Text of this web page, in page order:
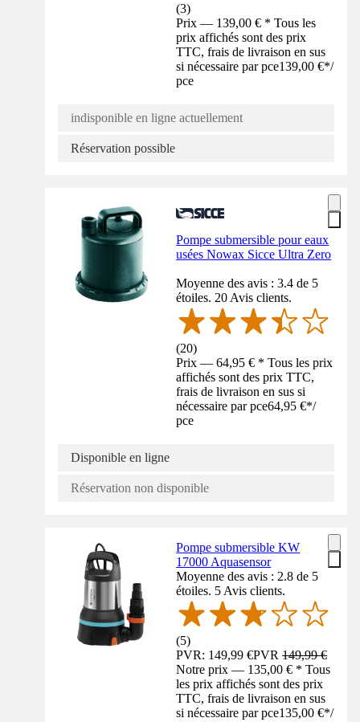
(3)
Prix — 139,00 € * Tous les
prix affichés sont des prix
TTC, frais de livraison en sus
si nécessaire par pce139,00 €*/
pce
indisponible en ligne actuellement
Réservation possible
Pompe submersible pour eaux
usées Nowax Sicce Ultra Zero
Moyenne des avis : 3.4 de 5
étoiles. 20 Avis clients.
(20)
Prix — 64,95 € * Tous les prix
affichés sont des prix TTC,
frais de livraison en sus si
nécessaire par pce64,95 €*/
pce
Disponible en ligne
Réservation non disponible
Pompe submersible KW
17000 Aquasensor
Moyenne des avis : 2.8 de 5
étoiles. 5 Avis clients.
(5)
PVR: 149,99 €PVR149,99 €
Notre prix — 135,00 € * Tous
les prix affichés sont des prix
TTC, frais de livraison en sus
si nécessaire par pce135,00 €*/